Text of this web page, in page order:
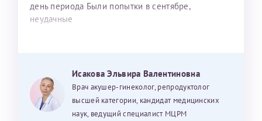
день периода Были попытки в сентябре,
неудачные
Исакова Эльвира Валентиновна
Врач акушер-гинеколог, репродуктолог
высшей категории, кандидат медицинских
наук, ведущий специалист МЦРМ